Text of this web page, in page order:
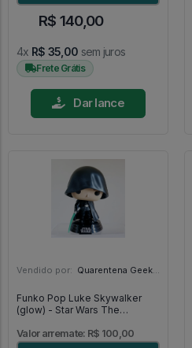
R$ 140,00
4x R$ 35,00 sem juros
Frete Grátis
Dar lance
Vendido por: Quarentena Geek Store - SP
Funko Pop Luke Skywalker
(glow) - Star Wars The
Valor arremate: R$ 100,00